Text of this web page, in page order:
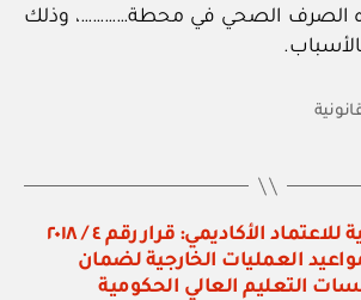
الصرف الصحي في محطة…………، وذلك
الهيئة العمانية للاعتماد الأكاديمي: قرار رقم ٤ / ٢٠١٨
العمليات الخارجية لضمان
التعليم العالي الحكومية